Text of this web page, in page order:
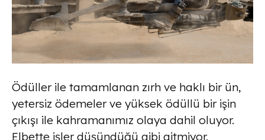
Ödüller ile tamamlanan zırh ve haklı bir ün,
yetersiz ödemeler ve yüksek ödüllü bir işin
çıkışı ile kahramanımız olaya dahil oluyor.
Elbette işler düşündüğü gibi gitmiyor.